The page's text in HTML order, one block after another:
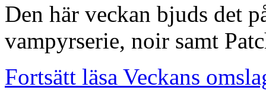
Den här veckan bjuds det
vampyrserie, noir samt
Fortsätt läsa Veckans